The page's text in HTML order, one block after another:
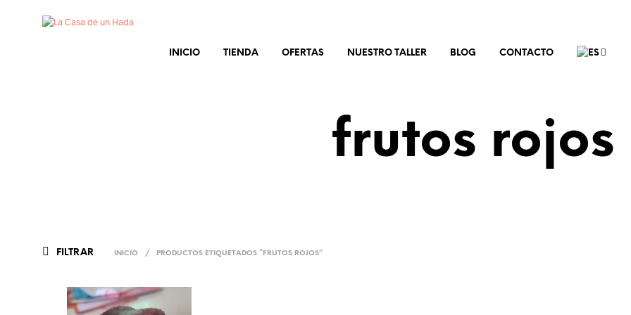
INICIO TIENDA OFERTAS NUESTRO TALLER BLOG CONTACTO
frutos rojos
FILTRAR INICIO / PRODUCTOS ETIQUETADOS “FRUTOS ROJOS”